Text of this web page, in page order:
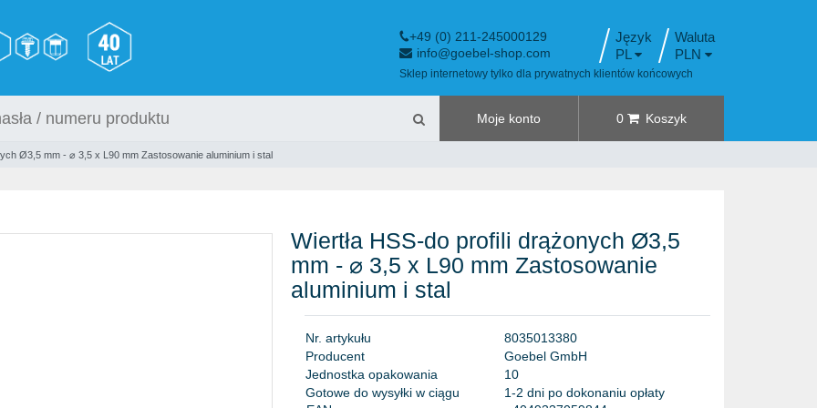
Język
PL
PLN
+49 (0) 211-245000129
info@goebel-shop.com
Sklep internetowy tylko dla prywatnych klientów końcowych
Moje konto 0 Koszyk
Ø3,5 mm - ⌀ 3,5 x L90 mm Zastosowanie aluminium i stal
Wiertła HSS-do profili drążonych Ø3,5
mm - ⌀ 3,5 x L90 mm Zastosowanie
aluminium i stal
Nr. artykułu 8035013380
Producent Goebel GmbH
Jednostka opakowania 10
Gotowe do wysyłki w ciągu
1-2 dni po dokonaniu opłaty